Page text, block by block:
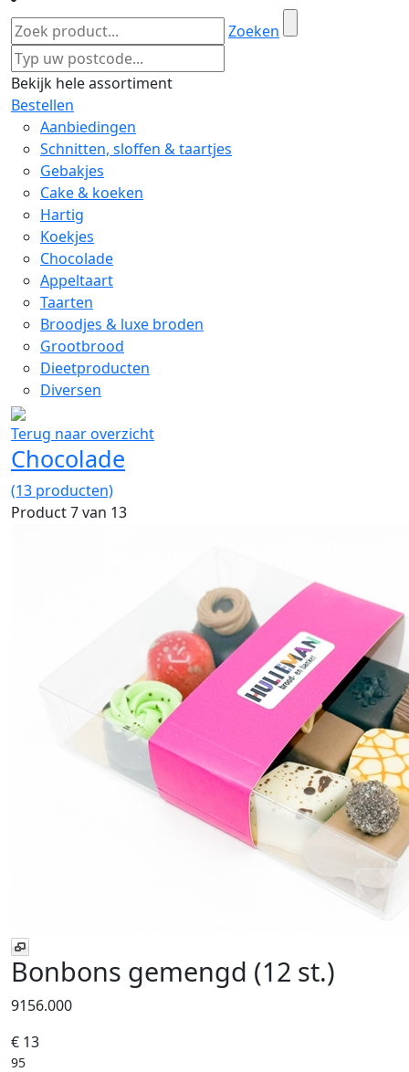
Zoeken
Bekijk hele assortiment
Bestellen
Aanbiedingen
Schnitten, sloffen & taartjes
Gebakjes
Cake & koeken
Hartig
Koekjes
Chocolade
Appeltaart
Taarten
Broodjes & luxe broden
Grootbrood
Dieetproducten
Diversen
Terug naar overzicht
Chocolade
(13 producten)
Product 7 van 13
Bonbons gemengd (12 st.)
9156.000
€ 13
95